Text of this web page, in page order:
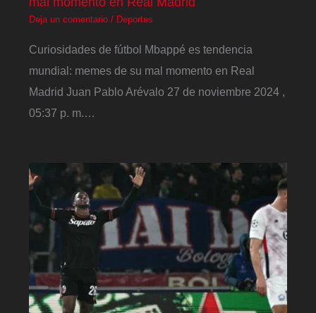
Deja un comentario / Deportes
Curiosidades de fútbol Mbappé es tendencia
mundial: memes de su mal momento en Real
Madrid Juan Pablo Arévalo 27 de noviembre 2024 ,
05:37 p. m.…